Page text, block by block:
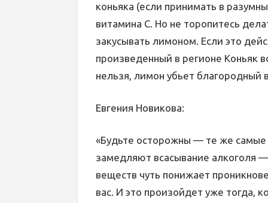
коньяка (если принимать в
витамина С. Но не торопитесь
закусывать лимоном. Если это
произведенный в регионе Коньяк
нельзя, лимон убьет благородный
Евгения Новикова:
«Будьте осторожны — те же самые
замедляют всасывание алкоголя
веществ чуть понижает
вас. И это произойдет уже тогда,